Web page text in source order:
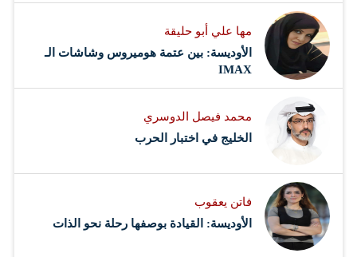
مها علي أبو حليقة
الأوديسة: بين عتمة هوميروس وشاشات الـ
IMAX
محمد فيصل الدوسري ​
‏الخليج في اختبار الحرب
فاتن يعقوب
الأوديسة: القيادة بوصفها رحلة نحو الذات